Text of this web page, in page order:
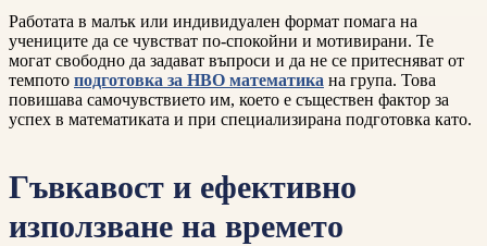
Работата в малък или индивидуален формат помага на
учениците да се чувстват по-спокойни и мотивирани. Те
могат свободно да задават въпроси и да не се притесняват от
темпото подготовка за НВО математика на група. Това
повишава самочувствието им, което е съществен фактор за
успех в математиката и при специализирана подготовка като.
Гъвкавост и ефективно
използване на времето